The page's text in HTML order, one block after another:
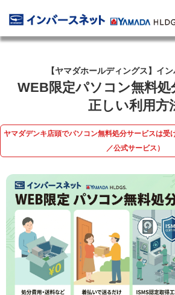
【ヤマダホールディングス】イ
WEB限定パソコン無料
正しい利用方
ヤマダデンキ店頭でパソコン無料処分サービスは受
／公式サービス）